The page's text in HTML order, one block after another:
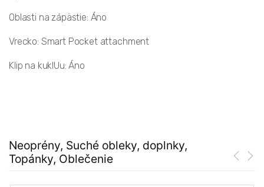
Oblasti na zápästie: Áno
Vrecko: Smart Pocket attachment
Klip na kuklUu: Áno
Neoprény, Suché obleky, doplnky,
Topánky, Oblečenie